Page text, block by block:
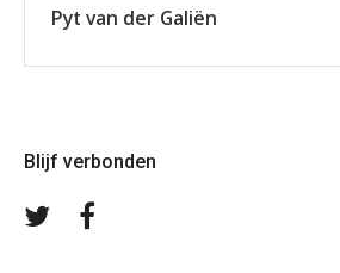
Pyt van der Galiën
Blijf verbonden
Volg